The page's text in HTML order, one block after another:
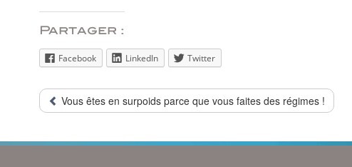
Partager :
Facebook LinkedIn Twitter
Vous êtes en surpoids parce que vous faites des régimes !